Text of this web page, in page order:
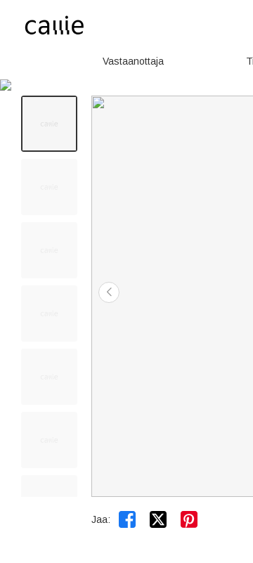
Vastaanottaja
Jaa:  